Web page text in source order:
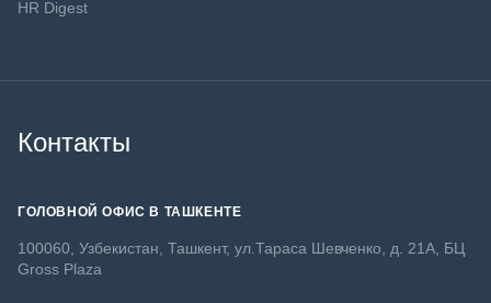
HR Digest
Контакты
ГОЛОВНОЙ ОФИС В ТАШКЕНТЕ
100060, Узбекистан, Ташкент, ул.Тараса Шевченко, д. 21А, БЦ
Gross Plaza